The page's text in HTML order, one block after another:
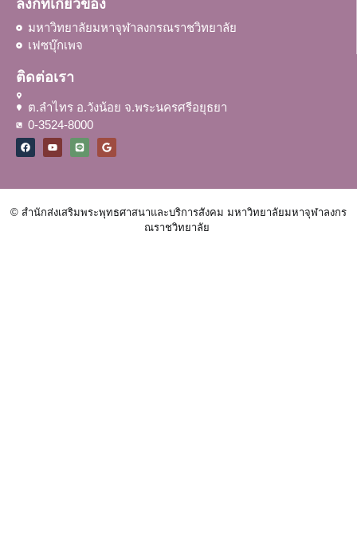
ลิงก์ที่เกี่ยวข้อง
มหาวิทยาลัยมหาจุฬาลงกรณราชวิทยาลัย
เฟซบุ๊กเพจ
ติดต่อเรา
ต.ลำไทร อ.วังน้อย จ.พระนครศรีอยุธยา
0-3524-8000
© สำนักส่งเสริมพระพุทธศาสนาและบริการสังคม มหาวิทยาลัยมหาจุฬาลงกร
ณราชวิทยาลัย